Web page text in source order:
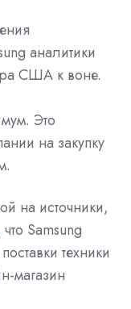
аналитики
США к воне.
Это
на закупку
на источники,
что Samsung
техники
магазин